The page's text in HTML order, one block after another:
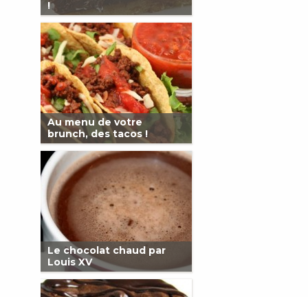
!
Au menu de votre
brunch, des tacos !
Le chocolat chaud par
Louis XV